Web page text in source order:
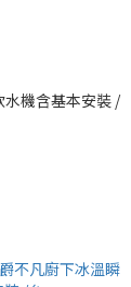
機含基本安裝 /